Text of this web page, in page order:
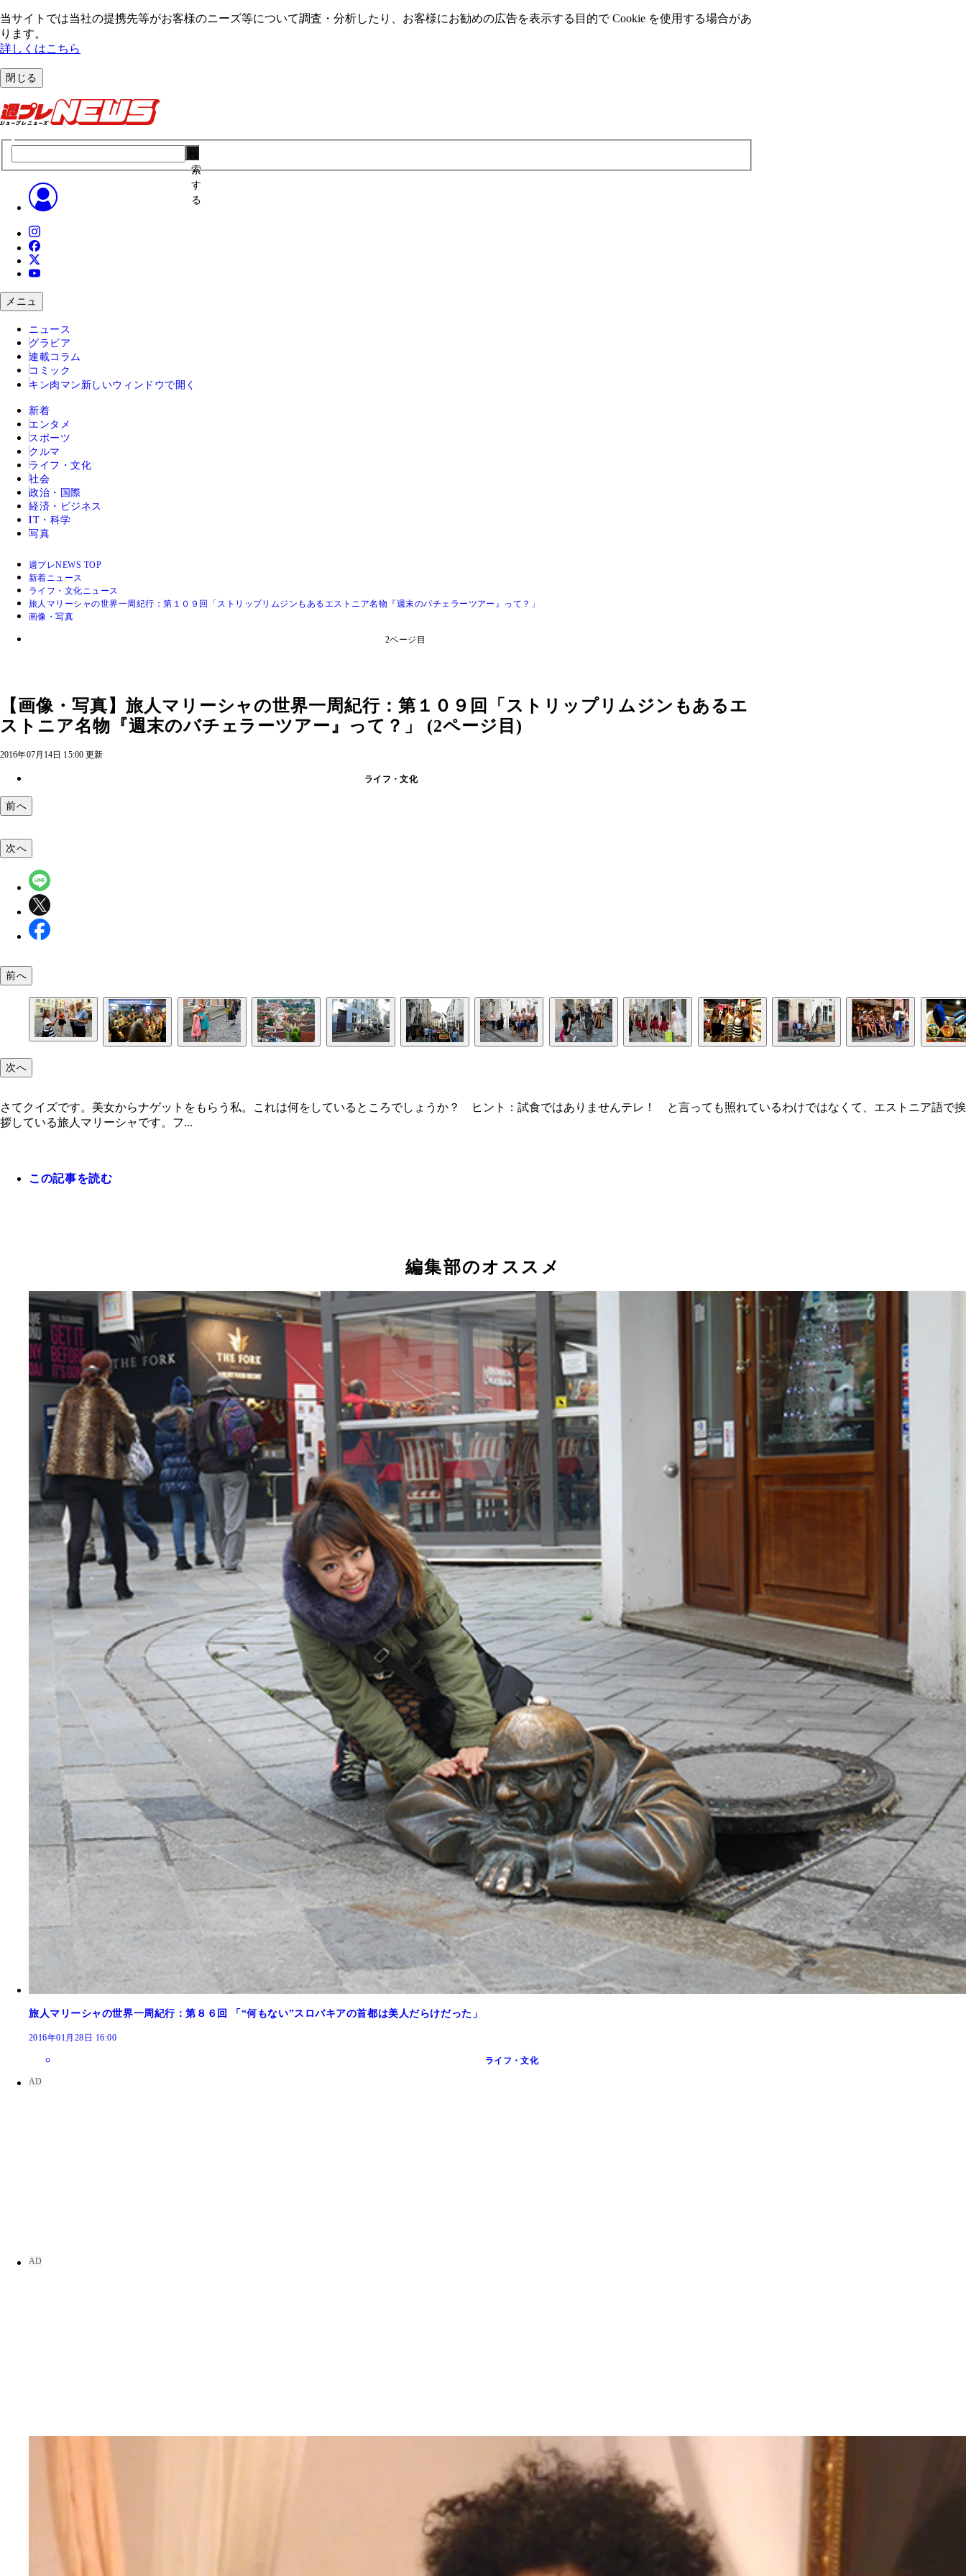
当サイトでは当社の提携先等がお客様のニーズ等について調査・分析したり、お客様にお勧めの広告を表⽰する⽬的で Cookie を使⽤する場合があ
ります。
詳しくはこちら
閉じる
索
す
る
メニュ
ニュース
グラビア
連載コラム
コミック
キン肉マン 新しいウィンドウで開く
新着
エンタメ
スポーツ
クルマ
ライフ・文化
社会
政治・国際
経済・ビジネス
IT・科学
写真
週プレNEWS TOP
新着ニュース
ライフ・文化ニュース
旅人マリーシャの世界一周紀行：第１０９回「ストリップリムジンもあるエストニア名物『週末のバチェラーツアー』って？」
画像・写真
2ページ目
【画像・写真】旅人マリーシャの世界一周紀行：第１０９回「ストリップリムジンもあるエ
ストニア名物『週末のバチェラーツアー』って？」 (2ページ目)
2016年07月14日 15:00 更新
ライフ・文化
前へ
さてクイズです。美女からナゲットをもらう私。これは何をしているところでしょうか？ ヒント：試食ではありません
フェリーの出口に殺到する人々。涼しいヘルシンキよりも少し暑く夏っぽさを感じる
スマホをいじる子供
旧市街は世界遺産。またしても『魔女宅』っぽいけど、こう見えてＩＴ大国。エストニア出身のクールなスタートアップや起業家のことを「エストニアマフィア」と呼ぶそう
旧市街を走る馬車
旧市街の街並み
チキンナゲットを配る女性たち
週末のタリンはバチェラーパーティーだらけ
新婦よりも張り切る友人たち。女子ってこういうとこある
マリンファッションでキメたエストニア人の美女バチェラー軍団。彼女たちはワッフルコーンやイチゴを配っていた
お疲れモードの新郎軍団か
エストニアには美人が多い
次へ
前へ
次へ
さてクイズです。美女からナゲットをもらう私。これは何をしているところでしょうか？ ヒント：試食ではありませんテレ！ と言っても照れているわけではなくて、エストニア語で挨
拶している旅人マリーシャです。フ...
この記事を読む
編集部のオススメ
旅人マリーシャの世界一周紀行：第８６回 「“何もない”スロバキアの首都は美人だらけだった」
2016年01月28日 16:00
ライフ・文化